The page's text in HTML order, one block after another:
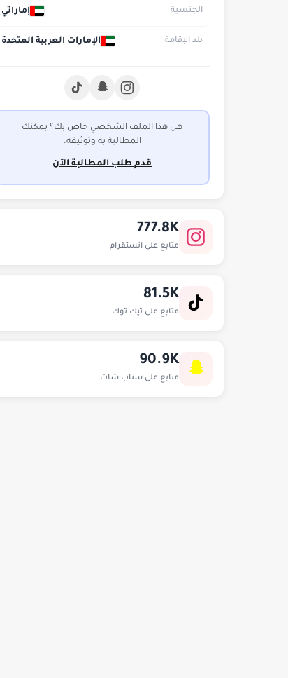
الجنسية إماراتي
بلد الإقامة الإمارات العربية المتحدة
هل هذا الملف الشخصي خاص بك؟ بمكنك
المطالبة به وتوثيقه.
قدم طلب المطالبة الآن
777.8K
متابع على انستقرام
81.5K
متابع على تيك توك
90.9K
متابع على سناب شات